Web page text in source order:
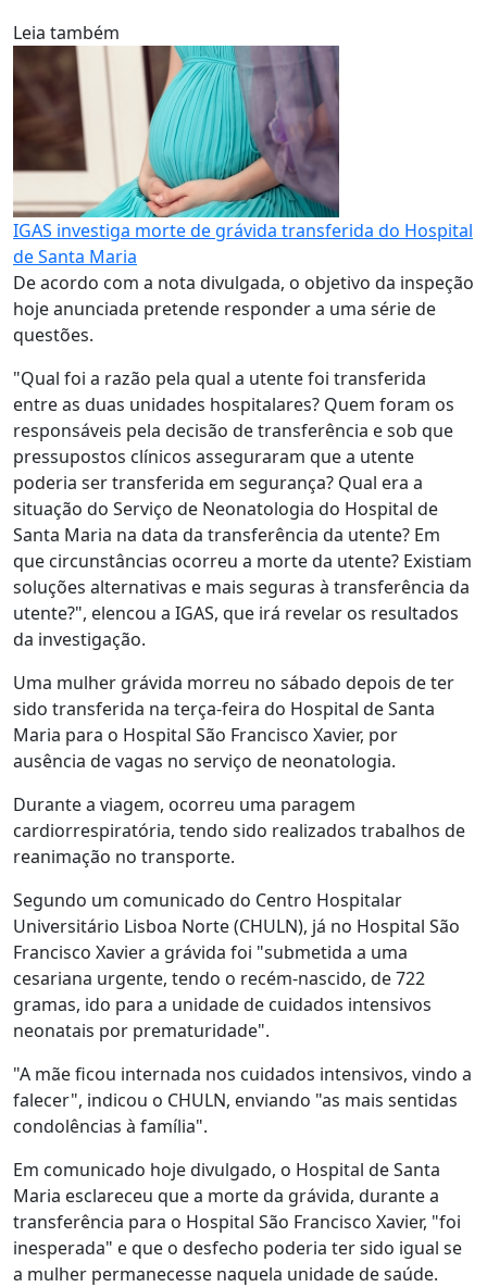
Leia também
IGAS investiga morte de grávida transferida do Hospital
de Santa Maria
De acordo com a nota divulgada, o objetivo da inspeção
hoje anunciada pretende responder a uma série de
questões.
"Qual foi a razão pela qual a utente foi transferida
entre as duas unidades hospitalares? Quem foram os
responsáveis pela decisão de transferência e sob que
pressupostos clínicos asseguraram que a utente
poderia ser transferida em segurança? Qual era a
situação do Serviço de Neonatologia do Hospital de
Santa Maria na data da transferência da utente? Em
que circunstâncias ocorreu a morte da utente? Existiam
soluções alternativas e mais seguras à transferência da
utente?", elencou a IGAS, que irá revelar os resultados
da investigação.
Uma mulher grávida morreu no sábado depois de ter
sido transferida na terça-feira do Hospital de Santa
Maria para o Hospital São Francisco Xavier, por
ausência de vagas no serviço de neonatologia.
Durante a viagem, ocorreu uma paragem
cardiorrespiratória, tendo sido realizados trabalhos de
reanimação no transporte.
Segundo um comunicado do Centro Hospitalar
Universitário Lisboa Norte (CHULN), já no Hospital São
Francisco Xavier a grávida foi "submetida a uma
cesariana urgente, tendo o recém-nascido, de 722
gramas, ido para a unidade de cuidados intensivos
neonatais por prematuridade".
"A mãe ficou internada nos cuidados intensivos, vindo a
falecer", indicou o CHULN, enviando "as mais sentidas
condolências à família".
Em comunicado hoje divulgado, o Hospital de Santa
Maria esclareceu que a morte da grávida, durante a
transferência para o Hospital São Francisco Xavier, "foi
inesperada" e que o desfecho poderia ter sido igual se
a mulher permanecesse naquela unidade de saúde.